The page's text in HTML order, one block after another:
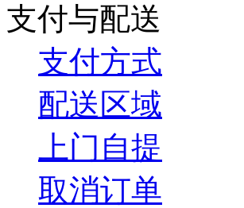
支付与配送
支付方式
配送区域
上门自提
取消订单